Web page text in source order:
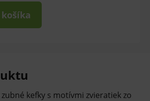
kefky s motívmi zvieratiek zo